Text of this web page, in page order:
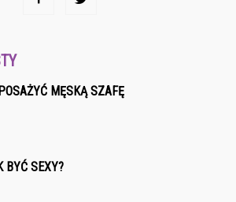
MĘSKĄ SZAFĘ
BYĆ SEXY?